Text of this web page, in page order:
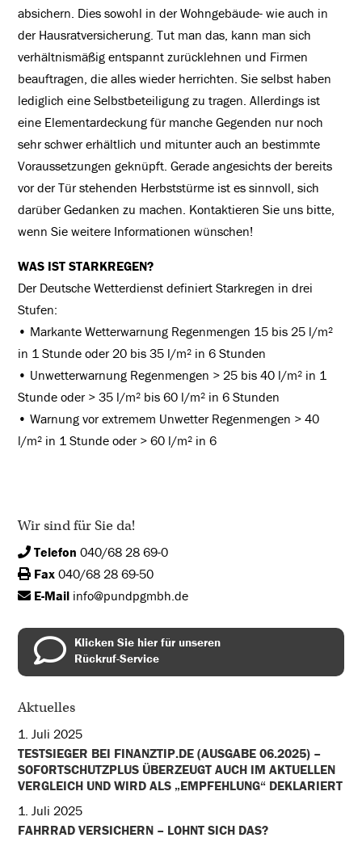
absichern. Dies sowohl in der Wohngebäude- wie auch in
der Hausratversicherung. Tut man das, kann man sich
verhältnismäßig entspannt zurücklehnen und Firmen
beauftragen, die alles wieder herrichten. Sie selbst haben
lediglich eine Selbstbeteiligung zu tragen. Allerdings ist
eine Elementardeckung für manche Gegenden nur noch
sehr schwer erhältlich und mitunter auch an bestimmte
Voraussetzungen geknüpft. Gerade angesichts der bereits
vor der Tür stehenden Herbststürme ist es sinnvoll, sich
darüber Gedanken zu machen. Kontaktieren Sie uns bitte,
wenn Sie weitere Informationen wünschen!
WAS IST STARKREGEN?
Der Deutsche Wetterdienst definiert Starkregen in drei
Stufen:
• Markante Wetterwarnung Regenmengen 15 bis 25 l/m²
in 1 Stunde oder 20 bis 35 l/m² in 6 Stunden
• Unwetterwarnung Regenmengen > 25 bis 40 l/m² in 1
Stunde oder > 35 l/m² bis 60 l/m² in 6 Stunden
• Warnung vor extremem Unwetter Regenmengen > 40
l/m² in 1 Stunde oder > 60 l/m² in 6
Wir sind für Sie da!
Telefon 040/68 28 69-0
Fax 040/68 28 69-50
E-Mail info@pundpgmbh.de
Klicken Sie hier für unseren
Rückruf-Service
Aktuelles
1. Juli 2025
TESTSIEGER BEI FINANZTIP.DE (AUSGABE 06.2025) –
SOFORTSCHUTZPLUS ÜBERZEUGT AUCH IM AKTUELLEN
VERGLEICH UND WIRD ALS „EMPFEHLUNG“ DEKLARIERT
1. Juli 2025
FAHRRAD VERSICHERN – LOHNT SICH DAS?